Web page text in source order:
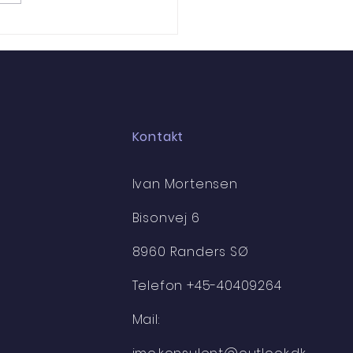
Kontakt
Ivan Mortensen
Bisonvej 6
8960 Randers SØ
Telefon +45-40409264
Mail: